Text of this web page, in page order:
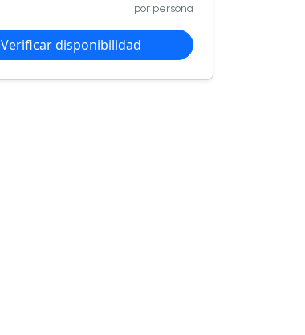
por persona
Verificar disponibilidad